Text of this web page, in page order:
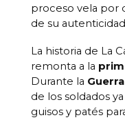
proceso vela por
de su
La historia de La
remonta a la
Durante la
de los soldados
guisos y patés